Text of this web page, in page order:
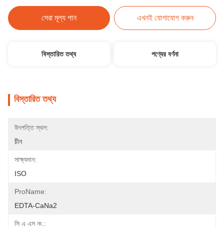
সেরা মূল্য পান এখনই যোগাযোগ করুন
বিস্তারিত তথ্য পণ্যের বর্ণনা
বিস্তারিত তথ্য
উৎপত্তি স্থল:
চীন
সাক্ষ্যদান:
ISO
ProName:
EDTA-CaNa2
সি এ এস নং.: